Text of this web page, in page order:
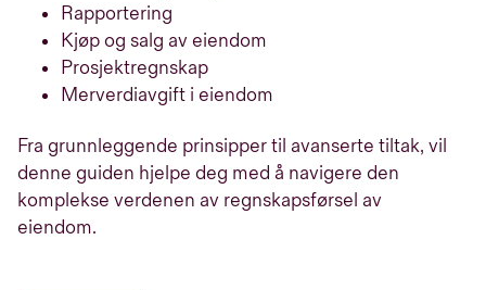
Rapportering
Kjøp og salg av eiendom
Prosjektregnskap
Merverdiavgift i eiendom
Fra grunnleggende prinsipper til avanserte tiltak, vil
denne guiden hjelpe deg med å navigere den
komplekse verdenen av regnskapsførsel av
eiendom.